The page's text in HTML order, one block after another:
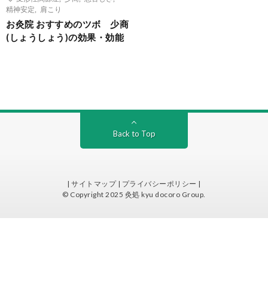
精神安定
肩こり
お灸院 おすすめのツボ 少商
(しょうしょう)の効果・効能
Back to Top
| サイトマップ | プライバシーポリシー |
© Copyright 2025 灸処 kyu docoro Group